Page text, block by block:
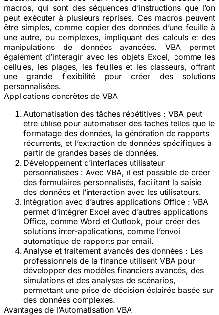
macros, qui sont des séquences d’instructions que l’on
peut exécuter à plusieurs reprises. Ces macros peuvent
être simples, comme copier des données d’une feuille à
une autre, ou complexes, impliquant des calculs et des
manipulations de données avancées. VBA permet
également d’interagir avec les objets Excel, comme les
cellules, les plages, les feuilles et les classeurs, offrant
une grande flexibilité pour créer des solutions
personnalisées.
Applications concrètes de VBA
Automatisation des tâches répétitives : VBA peut
être utilisé pour automatiser des tâches telles que le
formatage des données, la génération de rapports
récurrents, et l’extraction de données spécifiques à
partir de grandes bases de données.
Développement d’interfaces utilisateur
personnalisées : Avec VBA, il est possible de créer
des formulaires personnalisés, facilitant la saisie
des données et l’interaction avec les utilisateurs.
Intégration avec d’autres applications Office : VBA
permet d’intégrer Excel avec d’autres applications
Office, comme Word et Outlook, pour créer des
solutions inter-applications, comme l’envoi
automatique de rapports par email.
Analyse et traitement avancés des données : Les
professionnels de la finance utilisent VBA pour
développer des modèles financiers avancés, des
simulations et des analyses de scénarios,
permettant une prise de décision éclairée basée sur
des données complexes.
Avantages de l’Automatisation VBA